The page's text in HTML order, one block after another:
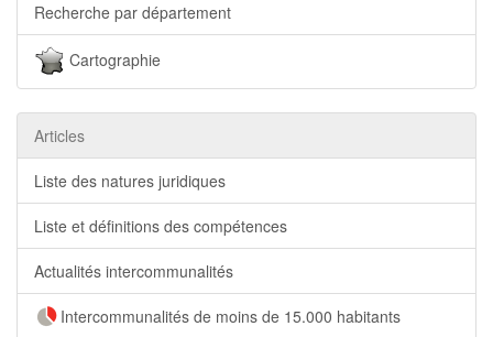
Recherche par département
Cartographie
Articles
Liste des natures juridiques
Liste et définitions des compétences
Actualités intercommunalités
Intercommunalités de moins de 15.000 habitants